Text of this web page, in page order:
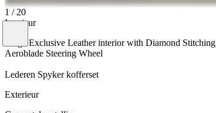
1 / 20
Interieur
Beige Exclusive Leather interior with Diamond Stitching
Aeroblade Steering Wheel
Lederen Spyker kofferset
Exterieur